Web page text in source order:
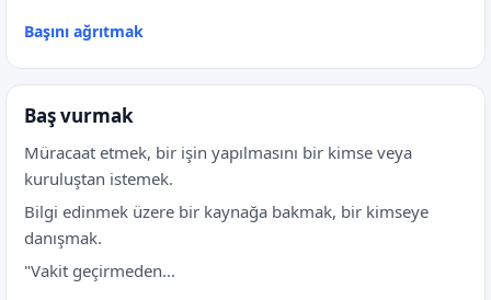
Başını ağrıtmak
Baş vurmak
Müracaat etmek, bir işin yapılmasını bir kimse veya
kuruluştan istemek.
Bilgi edinmek üzere bir kaynağa bakmak, bir kimseye
danışmak.
"Vakit geçirmeden...